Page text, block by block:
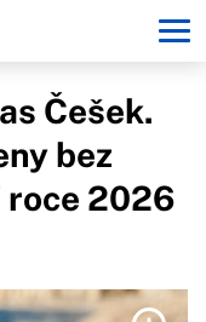
Češek.
bez
roce 2026